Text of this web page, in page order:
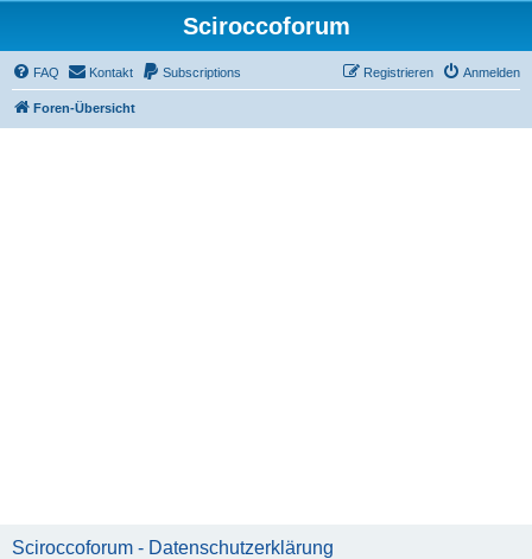
Sciroccoforum
FAQ Kontakt Subscriptions Anmelden
Registrieren
Foren-Übersicht
Sciroccoforum - Datenschutzerklärung